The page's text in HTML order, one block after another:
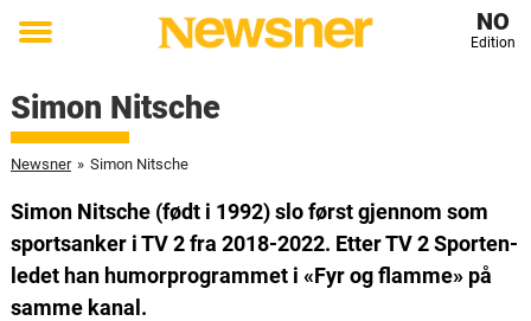
Toggle
NO
Edition
Simon Nitsche
Newsner » Simon Nitsche
Simon Nitsche (født i 1992) slo først gjennom som
sportsanker i TV 2 fra 2018-2022. Etter TV 2 Sporten-
ledet han humorprogrammet i «Fyr og flamme» på
samme kanal.